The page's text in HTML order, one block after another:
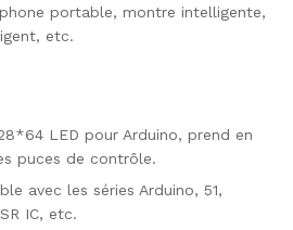
portable, montre intelligente,
etc.
LED pour Arduino, prend en
puces de contrôle.
avec les séries Arduino, 51,
IC, etc.